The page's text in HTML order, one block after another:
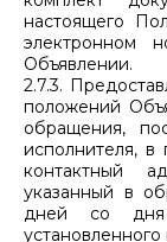
настоящего
электронном
Объявлении.
2.7.3.
положений
обращения,
исполнителя,
контактный
указанный в
дней со дня